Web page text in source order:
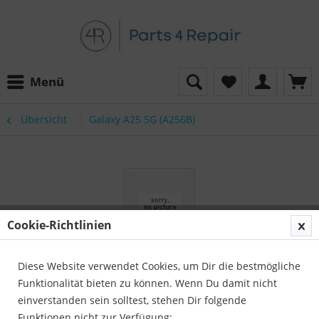
Menü
Übersicht Galaxy A25 5G (A256B)
Cookie-Richtlinien
Diese Website verwendet Cookies, um Dir die bestmögliche
Funktionalität bieten zu können. Wenn Du damit nicht
einverstanden sein solltest, stehen Dir folgende